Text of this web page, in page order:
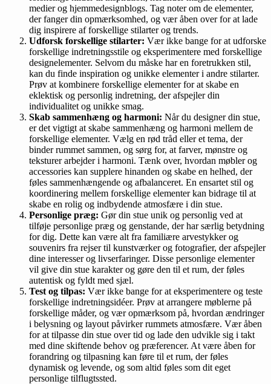
medier og hjemmedesignblogs. Tag noter om de elementer,
der fanger din opmærksomhed, og vær åben over for at lade
dig inspirere af forskellige stilarter og trends.
Udforsk forskellige stilarter: Vær ikke bange for at udforske
forskellige indretningsstile og eksperimentere med forskellige
designelementer. Selvom du måske har en foretrukken stil,
kan du finde inspiration og unikke elementer i andre stilarter.
Prøv at kombinere forskellige elementer for at skabe en
eklektisk og personlig indretning, der afspejler din
individualitet og unikke smag.
Skab sammenhæng og harmoni: Når du designer din stue,
er det vigtigt at skabe sammenhæng og harmoni mellem de
forskellige elementer. Vælg en rød tråd eller et tema, der
binder rummet sammen, og sørg for, at farver, mønstre og
teksturer arbejder i harmoni. Tænk over, hvordan møbler og
accessories kan supplere hinanden og skabe en helhed, der
føles sammenhængende og afbalanceret. En ensartet stil og
koordinering mellem forskellige elementer kan bidrage til at
skabe en rolig og indbydende atmosfære i din stue.
Personlige præg: Gør din stue unik og personlig ved at
tilføje personlige præg og genstande, der har særlig betydning
for dig. Dette kan være alt fra familiære arvestykker og
souvenirs fra rejser til kunstværker og fotografier, der afspejler
dine interesser og livserfaringer. Disse personlige elementer
vil give din stue karakter og gøre den til et rum, der føles
autentisk og fyldt med sjæl.
Test og tilpas: Vær ikke bange for at eksperimentere og teste
forskellige indretningsidéer. Prøv at arrangere møblerne på
forskellige måder, og vær opmærksom på, hvordan ændringer
i belysning og layout påvirker rummets atmosfære. Vær åben
for at tilpasse din stue over tid og lade den udvikle sig i takt
med dine skiftende behov og præferencer. At være åben for
forandring og tilpasning kan føre til et rum, der føles
dynamisk og levende, og som altid føles som dit eget
personlige tilflugtssted.